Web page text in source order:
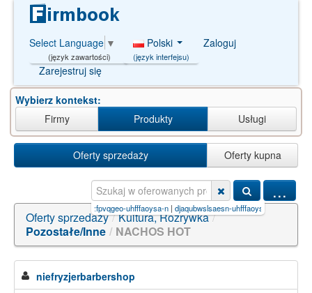
Select Language ▼
(język zawartości)
Polski
(język interfejsu)
Zaloguj
Zarejestruj się
Wybierz kontekst:
Firmy
Produkty Usługi
Oferty sprzedaży Oferty kupna
...
uhfffaoysa-n odklfnzfpvqgeo-uhfffaoysa-n|djaqubwslsaesn-uhfffaoysa-n 21500-98-1
Oferty sprzedaży / Kultura, Rozrywka /
Pozostałe/Inne / NACHOS HOT
niefryzjerbarbershop